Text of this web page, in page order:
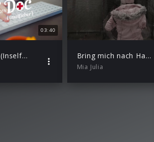
03:40
Ruf den Doc (Inselfieber) Bring mich nach Hause
Mia Julia